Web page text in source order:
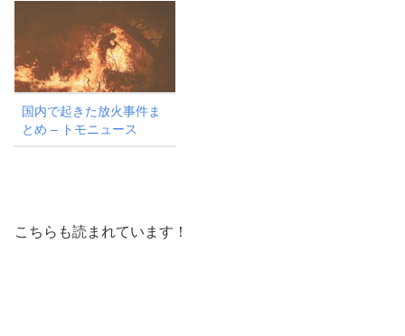
国内で起きた放火事件ま
とめ – トモニュース
こちらも読まれています！